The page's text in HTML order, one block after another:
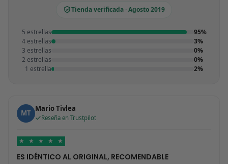
Tienda verificada · Agosto 2019
5 estrellas
95%
4 estrellas
3%
3 estrellas
0%
2 estrellas
0%
1 estrella
2%
MT Mario Tivlea
Reseña en Trustpilot
★ ★ ★ ★ ★
ES IDÉNTICO AL ORIGINAL, RECOMENDABLE